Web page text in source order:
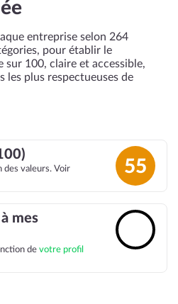
entreprise selon 264
pour établir le
100, claire et accessible,
les plus respectueuses de
des valeurs. Voir
55
mes
de votre profil